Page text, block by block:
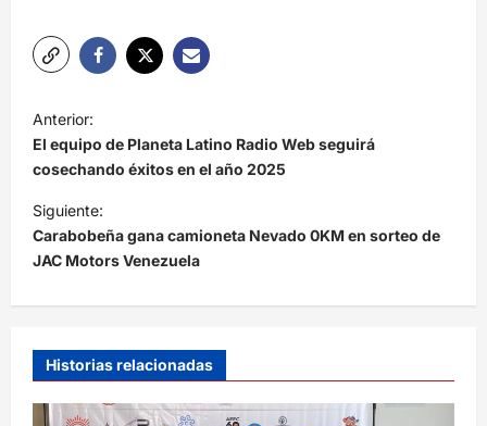
N
a
v
e
g
a
c
ó
n
Anterior:
El equipo de Planeta Latino Radio Web seguirá
cosechando éxitos en el año 2025
Siguiente:
Carabobeña gana camioneta Nevado 0KM en sorteo de
JAC Motors Venezuela
Historias relacionadas